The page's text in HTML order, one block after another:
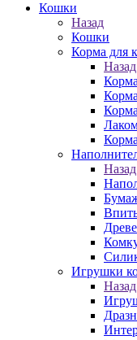
Кошки
Назад
Кошки
Корма для
Назад
Назад
Игрушки
Назад